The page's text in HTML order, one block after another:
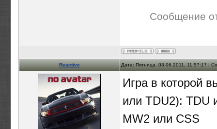
Сообщение
Reactive Дата: Пятница, 03.06.2011, 11:57:17 |
Игра в которой
или TDU2): TDU
MW2 или CSS